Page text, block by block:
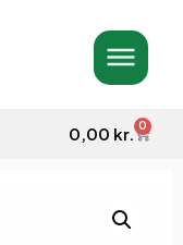
0,00 kr. 0